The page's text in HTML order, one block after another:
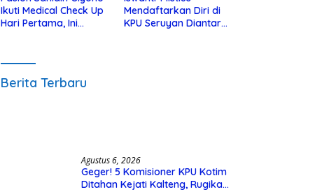
Ikuti Medical Check Up
Hari Pertama, Ini
Mendaftarkan Diri di
KPU Seruyan Diantar
Berita Terbaru
Agustus 6, 2026
Geger! 5 Komisioner KPU Kotim
Ditahan Kejati Kalteng, Rugikan